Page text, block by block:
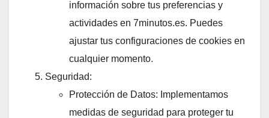
información sobre tus preferencias y
actividades en 7minutos.es. Puedes
ajustar tus configuraciones de cookies en
cualquier momento.
Seguridad:
Protección de Datos: Implementamos
medidas de seguridad para proteger tu